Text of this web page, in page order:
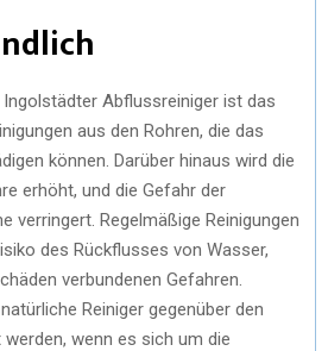
Abflussreiniger ist das
aus den Rohren, die das
können. Darüber hinaus wird die
erhöht, und die Gefahr der
verringert. Regelmäßige Reinigungen
des Rückflusses von Wasser,
verbundenen Gefahren.
Reiniger gegenüber den
wenn es sich um die